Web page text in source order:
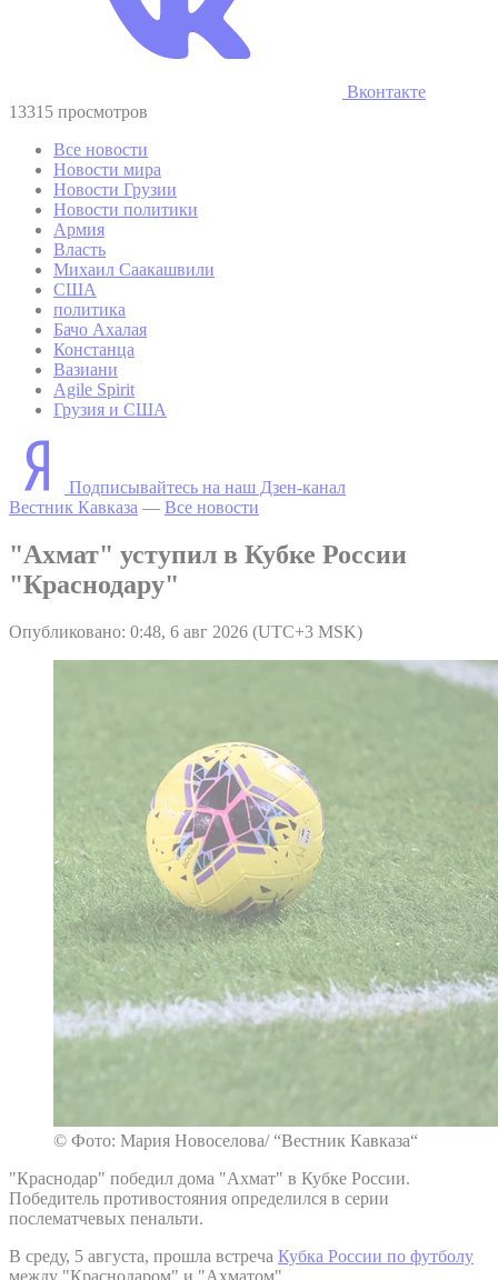
Вконтакте
13315 просмотров
Все новости
Новости мира
Новости Грузии
Новости политики
Армия
Власть
Михаил Саакашвили
США
политика
Бачо Ахалая
Констанца
Вазиани
Agile Spirit
Грузия и США
Подписывайтесь на наш Дзен-канал
Вестник Кавказа — Все новости
"Ахмат" уступил в Кубке России
"Краснодару"
Опубликовано: 0:48, 6 авг 2026 (UTC+3 MSK)
© Фото: Мария Новоселова/ “Вестник Кавказа“
"Краснодар" победил дома "Ахмат" в Кубке России.
Победитель противостояния определился в серии
послематчевых пенальти.
В среду, 5 августа, прошла встреча Кубка России по футболу
между "Краснодаром" и "Ахматом".